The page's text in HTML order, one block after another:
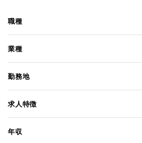
職種
業種
勤務地
求人特徴
年収